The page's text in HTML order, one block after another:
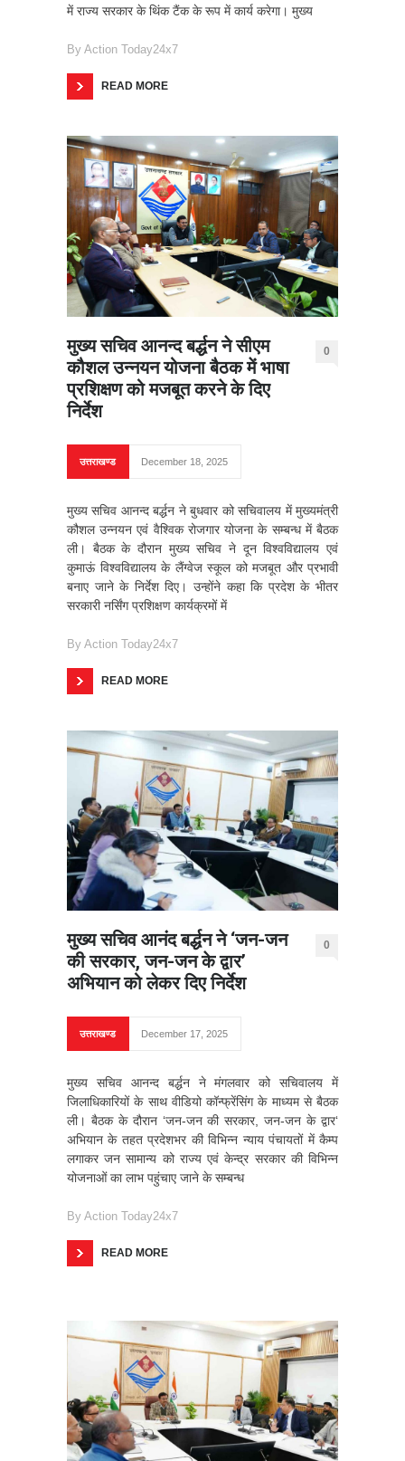
में राज्य सरकार के थिंक टैंक के रूप में कार्य करेगा। मुख्य
By Action Today24x7
READ MORE
मुख्य सचिव आनन्द बर्द्धन ने सीएम
कौशल उन्नयन योजना बैठक में भाषा
प्रशिक्षण को मजबूत करने के दिए
निर्देश
0
उत्तराखण्ड December 18, 2025
मुख्य सचिव आनन्द बर्द्धन ने बुधवार को सचिवालय में मुख्यमंत्री
कौशल उन्नयन एवं वैश्विक रोजगार योजना के सम्बन्ध में बैठक
ली। बैठक के दौरान मुख्य सचिव ने दून विश्वविद्यालय एवं
कुमाऊं विश्वविद्यालय के लैंग्वेज स्कूल को मजबूत और प्रभावी
बनाए जाने के निर्देश दिए। उन्होंने कहा कि प्रदेश के भीतर
सरकारी नर्सिंग प्रशिक्षण कार्यक्रमों में
By Action Today24x7
READ MORE
मुख्य सचिव आनंद बर्द्धन ने ‘जन-जन
की सरकार, जन-जन के द्वार’
अभियान को लेकर दिए निर्देश
0
उत्तराखण्ड December 17, 2025
मुख्य सचिव आनन्द बर्द्धन ने मंगलवार को सचिवालय में
जिलाधिकारियों के साथ वीडियो कॉन्फ्रेंसिंग के माध्यम से बैठक
ली। बैठक के दौरान ‘जन-जन की सरकार, जन-जन के द्वार‘
अभियान के तहत प्रदेशभर की विभिन्न न्याय पंचायतों में कैम्प
लगाकर जन सामान्य को राज्य एवं केन्द्र सरकार की विभिन्न
योजनाओं का लाभ पहुंचाए जाने के सम्बन्ध
By Action Today24x7
READ MORE